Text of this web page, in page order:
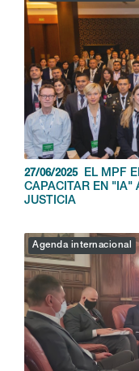
27/06/2025
EL MPF
CAPACITAR EN "IA"
JUSTICIA
Agenda internacional